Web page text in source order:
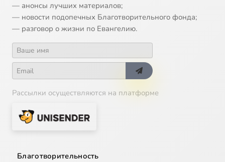
— анонсы лучших материалов;
— новости подопечных Благотворительного фонда;
— разговор о жизни по Евангелию.
Рассылки осуществляются на платформе
Благотворительность